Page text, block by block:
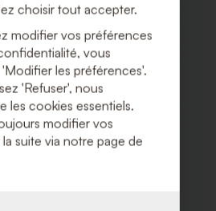
choisir tout accepter.
modifier vos préférences
vous
les préférences'.
'Refuser', nous
les cookies essentiels.
modifier vos
suite via notre page de